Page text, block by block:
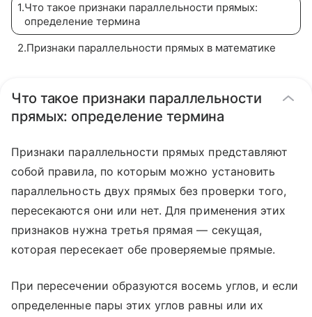
1.Что такое признаки параллельности прямых:
определение термина
2.Признаки параллельности прямых в математике
Что такое признаки параллельности
прямых: определение термина
Признаки параллельности прямых представляют
собой правила, по которым можно установить
параллельность двух прямых без проверки того,
пересекаются они или нет. Для применения этих
признаков нужна третья прямая — секущая,
которая пересекает обе проверяемые прямые.
При пересечении образуются восемь углов, и если
определенные пары этих углов равны или их